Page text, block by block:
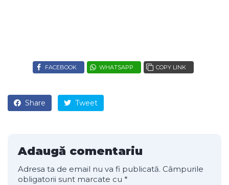
FACEBOOK WHATSAPP COPY LINK
Share Tweet
Adaugă comentariu
Adresa ta de email nu va fi publicată. Câmpurile
obligatorii sunt marcate cu *